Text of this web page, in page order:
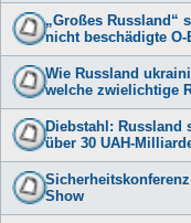
„Großes Russland“
nicht beschädigte
Wie Russland
welche zwielichtige
Diebstahl: Russland
über 30 UAH-
Show